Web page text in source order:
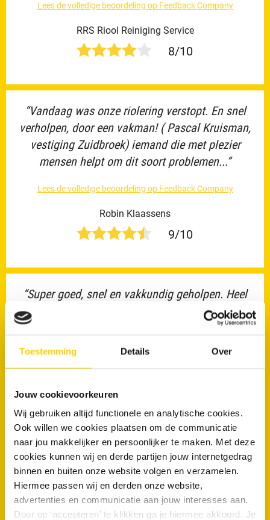
Toestemming Details Over
Jouw cookievoorkeuren
Wij gebruiken altijd functionele en analytische cookies.
Ook willen we cookies plaatsen om de communicatie
naar jou makkelijker en persoonlijker te maken. Met deze
cookies kunnen wij en derde partijen jouw internetgedrag
binnen en buiten onze website volgen en verzamelen.
Hiermee passen wij en derden onze website,
advertenties en communicatie aan jouw interesses aan.
Door op ‘accepteren’ te klikken ga je hiermee akkoord. Je
Lees de volledige beoordeling op Feedback Company
RRS Riool Reiniging Service
8/10
“Vandaag was onze riolering verstopt. En snel
verholpen, door een vakman! ( Pascal Kruisman,
vestiging Zuidbroek) iemand die met plezier
mensen helpt om dit soort problemen...”
Lees de volledige beoordeling op Feedback Company
Robin Klaassens
9/10
“Super goed, snel en vakkundig geholpen. Heel
blij dat alles opgelost is zonder hoge kosten.”
“Twee keer een RRS monteur langsgekomen,
door boomwortels in het riool. Vakkundige
medewerkers van HRT hebben het probleem
verholpen en tevens preventief de riolering tot
aan...”
Lees de volledige beoordeling op Feedback Company